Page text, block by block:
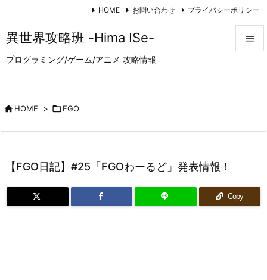
異世界攻略班 -Hima ISe-
プログラミング/ゲーム/アニメ 攻略情報


検索
HOME お問い合わせ プライバシーポリシー
HOME > FGO
【FGO日記】#25「FGOわーるど」発表情報！
Copy